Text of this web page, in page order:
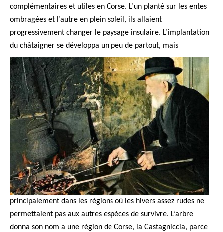
complémentaires et utiles en Corse. L’un planté sur les entes
ombragées et l’autre en plein soleil, ils allaient
progressivement changer le paysage insulaire. L’implantation
du châtaigner se développa un peu de partout, mais
principalement dans les régions où les hivers assez rudes ne
permettaient pas aux autres espèces de survivre. L’arbre
donna son nom a une région de Corse, la Castagniccia, parce